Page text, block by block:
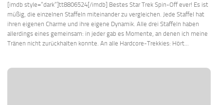
[imdb style=“dark“]tt8806524[/imdb] Bestes Star Trek Spin-Off ever! Es ist
müßig, die einzelnen Staffeln miteinander zu vergleichen. Jede Staffel hat
ihren eigenen Charme und ihre eigene Dynamik. Alle drei Staffeln haben
allerdings eines gemeinsam: in jeder gab es Momente, an denen ich meine
Tränen nicht zurückhalten konnte. An alle Hardcore-Trekkies: Hört...